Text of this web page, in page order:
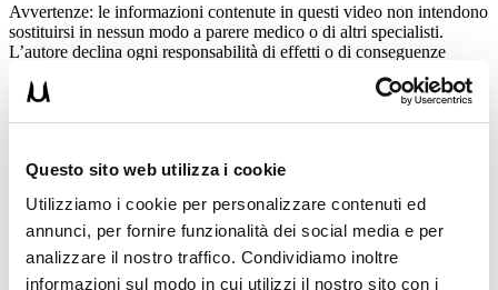
Questo sito web utilizza i cookie
Utilizziamo i cookie per personalizzare contenuti ed
annunci, per fornire funzionalità dei social media e per
analizzare il nostro traffico. Condividiamo inoltre
informazioni sul modo in cui utilizzi il nostro sito con i
Avvertenze: le informazioni contenute in questi video non intendono
sostituirsi in nessun modo a parere medico o di altri specialisti.
L’autore declina ogni responsabilità di effetti o di conseguenze
L’allenamento con sovraccarichi, a corpo libero, con i kettlebell, con
il trx, e con altri attrezzi può causare infortuni, si consiglia pertanto
medico di fiducia prima di intraprendere qualsiasi forma di attività
Condividi:
X